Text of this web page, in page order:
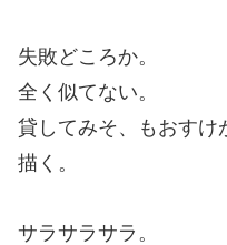
失敗どころか。
全く似てない。
貸してみそ、もおすけ
描く。
サラサラサラ。